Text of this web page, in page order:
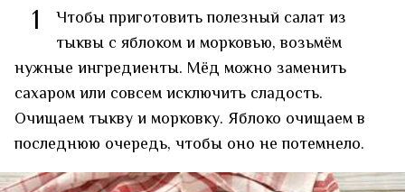
1
Чтобы приготовить полезный салат из
тыквы с яблоком и морковью, возьмём
нужные ингредиенты. Мёд можно заменить
сахаром или совсем исключить сладость.
Очищаем тыкву и морковку. Яблоко очищаем в
последнюю очередь, чтобы оно не потемнело.